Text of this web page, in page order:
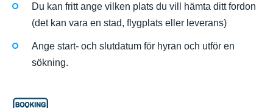
Du kan fritt ange vilken plats du vill hämta ditt fordon
(det kan vara en stad, flygplats eller leverans)
Ange start- och slutdatum för hyran och utför en
sökning.